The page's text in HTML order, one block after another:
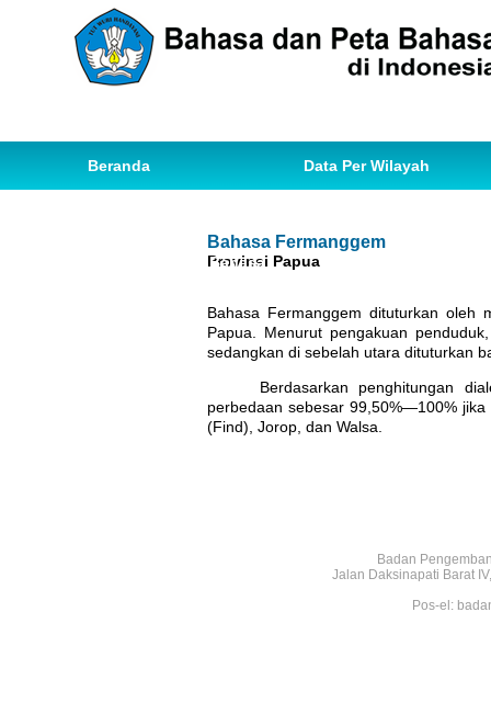
Beranda Data Per Wilayah
Ihwal Pemetaan Bahasa
Bahasa Fermanggem
Provinsi Papua
Bahasa Fermanggem dituturkan oleh
Papua. Menurut pengakuan
sedangkan di sebelah utara dituturkan
Berdasarkan penghitungan
perbedaan sebesar 99,50%—100%
(Find), Jorop, dan Walsa.
Badan
Jalan Daksinapati Barat
Pos-el: